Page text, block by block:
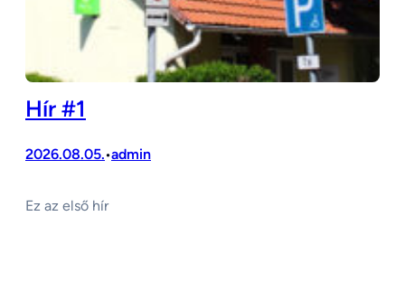
Hír #1
2026.08.05.•admin
Ez az első hír